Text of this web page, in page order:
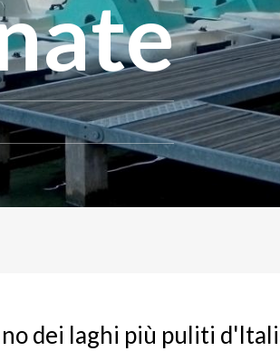
dei laghi più puliti